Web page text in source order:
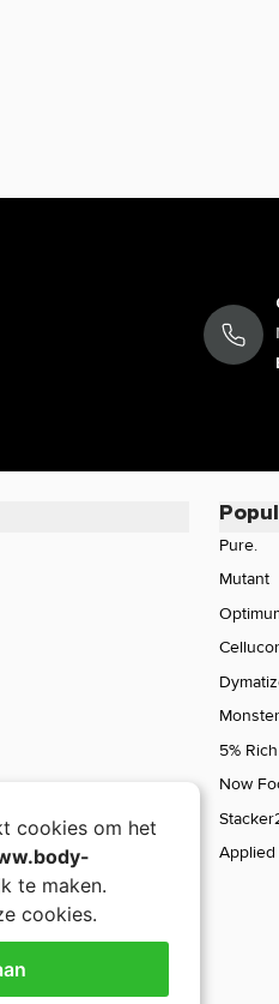
terwijl de werking van koffie
Pure.
Mutant
Cellucor
5%
Now
cookies om het
te maken.
cookies.